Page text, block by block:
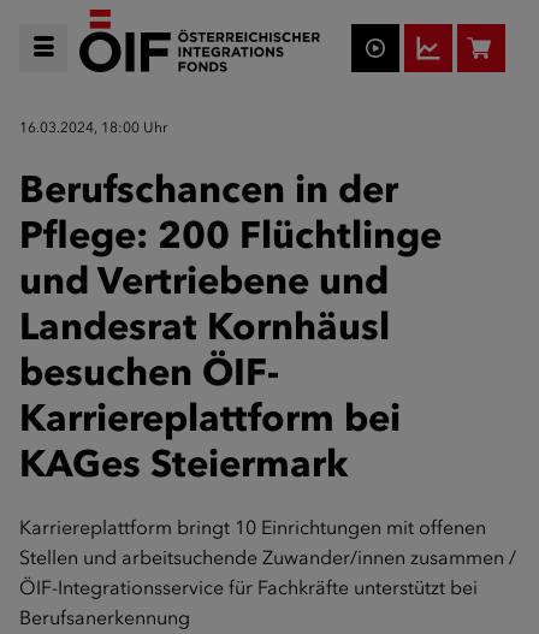
16.03.2024, 18:00 Uhr
Berufschancen in der
Pflege: 200 Flüchtlinge
und Vertriebene und
Landesrat Kornhäusl
besuchen ÖIF-
Karriereplattform bei
KAGes Steiermark
Karriereplattform bringt 10 Einrichtungen mit offenen
Stellen und arbeitsuchende Zuwander/innen zusammen /
ÖIF-Integrationsservice für Fachkräfte unterstützt bei
Berufsanerkennung